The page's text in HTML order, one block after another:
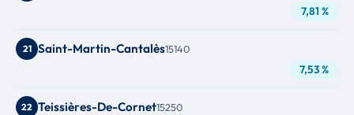
7,81 %
21 Saint-Martin-Cantalès15140
7,53 %
22 Teissières-De-Cornet15250